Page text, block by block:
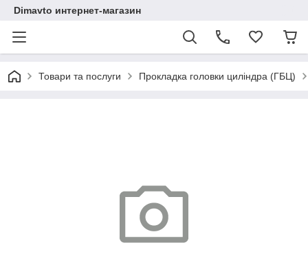
Dimavto интернет-магазин
Товари та послуги Прокладка головки циліндра (ГБЦ)